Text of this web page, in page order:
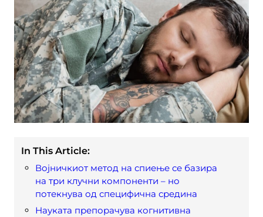
In This Article:
Војничкиот метод на спиење се базира
на три клучни компоненти – но
потекнува од специфична средина
Науката препорачува когнитивна